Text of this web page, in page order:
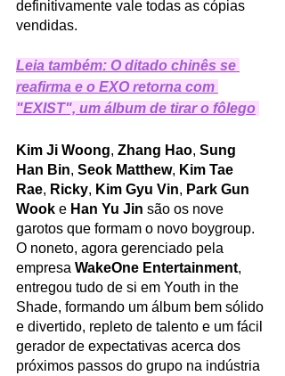
definitivamente vale todas as cópias
vendidas.
Leia também: O ditado chinês se
reafirma e o EXO retorna com
"EXIST", um álbum de tirar o fôlego
Kim Ji Woong, Zhang Hao, Sung
Han Bin, Seok Matthew, Kim Tae
Rae, Ricky, Kim Gyu Vin, Park Gun
Wook e Han Yu Jin são os nove
garotos que formam o novo boygroup.
O noneto, agora gerenciado pela
empresa WakeOne Entertainment,
entregou tudo de si em Youth in the
Shade, formando um álbum bem sólido
e divertido, repleto de talento e um fácil
gerador de expectativas acerca dos
próximos passos do grupo na indústria